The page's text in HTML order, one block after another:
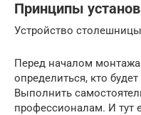
Принципы
Устройство
Перед началом
определиться, кто
Выполнить
профессионалам. И тут